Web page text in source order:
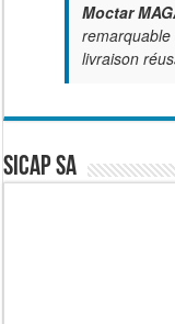
Moctar
livraison
SICAP SA